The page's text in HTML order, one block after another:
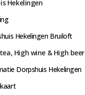
Hekelingen
Hekelingen Bruiloft
High wine & High beer
Dorpshuis Hekelingen